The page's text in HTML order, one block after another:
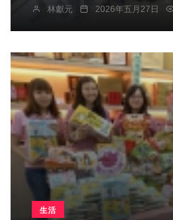
林獻元 2026年五月27日
生活